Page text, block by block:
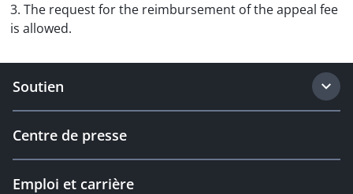
3. The request for the reimbursement of the appeal fee
is allowed.
Soutien
Centre de presse
Emploi et carrière